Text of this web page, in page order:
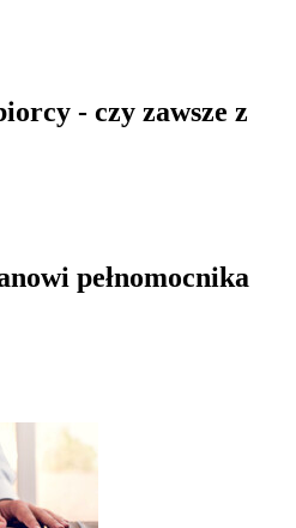
- czy zawsze z
pełnomocnika